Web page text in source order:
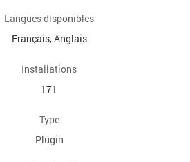
Langues disponibles
Français, Anglais
Installations
171
Type
Plugin